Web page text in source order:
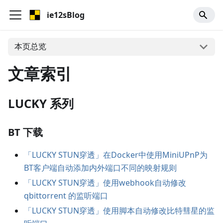
ie12sBlog
本页总览
文章索引
LUCKY 系列
BT 下载
「LUCKY STUN穿透」在Docker中使用MiniUPnP为
BT客户端自动添加内外端口不同的映射规则
「LUCKY STUN穿透」使用webhook自动修改
qbittorrent 的监听端口
「LUCKY STUN穿透」使用脚本自动修改比特彗星的监